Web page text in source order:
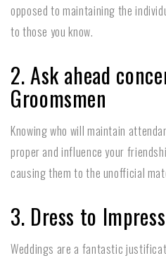
opposed to maintaining the
to those you know.
2. Ask ahead
Groomsmen
Knowing who will maintain
proper and influence your
causing them to the unofficial
3. Dress to Impress
Weddings are a fantastic